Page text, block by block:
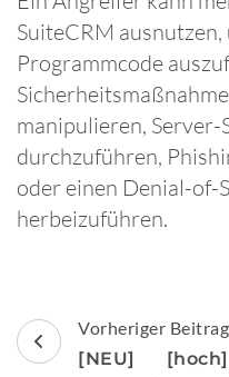
SuiteCRM
Programmcode
manipulieren, Server-
durchzuführen,
oder einen Denial-of-
herbeizuführen.
Vorheriger Beitrag
[NEU]